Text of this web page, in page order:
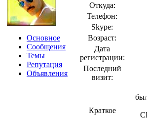
Основное
Сообщения
Темы
Репутация
Объявления
Откуда:
Телефон:
Skype:
Возраст:
Дата
регистрации:
Последний
визит:
Краткое